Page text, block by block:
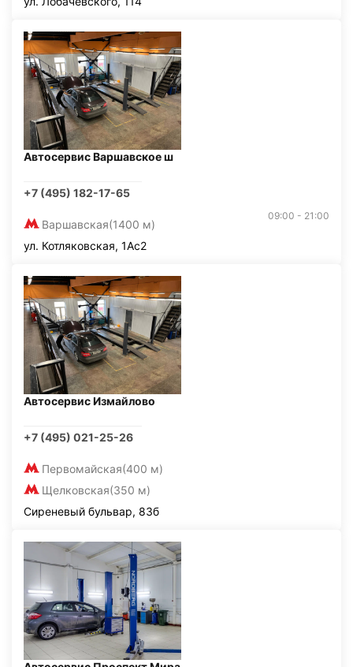
Автосервис Варшавское ш
+7 (495) 182-17-65
Варшавская(1400 м)
09:00 - 21:00
ул. Котляковская, 1Ас2
Автосервис Измайлово
+7 (495) 021-25-26
Первомайская(400 м)
Щелковская(350 м)
Сиреневый бульвар, 83б